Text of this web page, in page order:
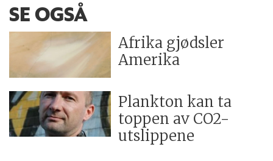
SE OGSÅ
Afrika gjødsler
Amerika
Plankton kan ta
toppen av CO2-
utslippene